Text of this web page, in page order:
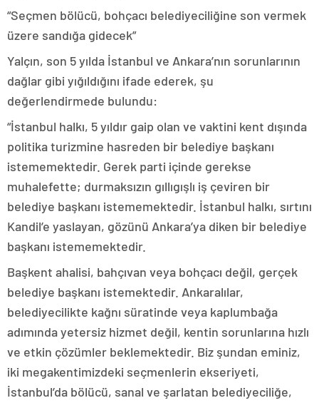
“Seçmen bölücü, bohçacı belediyeciliğine son vermek
üzere sandığa gidecek”
Yalçın, son 5 yılda İstanbul ve Ankara’nın sorunlarının
dağlar gibi yığıldığını ifade ederek, şu
değerlendirmede bulundu:
“İstanbul halkı, 5 yıldır gaip olan ve vaktini kent dışında
politika turizmine hasreden bir belediye başkanı
istememektedir. Gerek parti içinde gerekse
muhalefette; durmaksızın gıllıgışlı iş çeviren bir
belediye başkanı istememektedir. İstanbul halkı, sırtını
Kandil’e yaslayan, gözünü Ankara’ya diken bir belediye
başkanı istememektedir.
Başkent ahalisi, bahçıvan veya bohçacı değil, gerçek
belediye başkanı istemektedir. Ankaralılar,
belediyecilikte kağnı süratinde veya kaplumbağa
adımında yetersiz hizmet değil, kentin sorunlarına hızlı
ve etkin çözümler beklemektedir. Biz şundan eminiz,
iki megakentimizdeki seçmenlerin ekseriyeti,
İstanbul’da bölücü, sanal ve şarlatan belediyeciliğe,